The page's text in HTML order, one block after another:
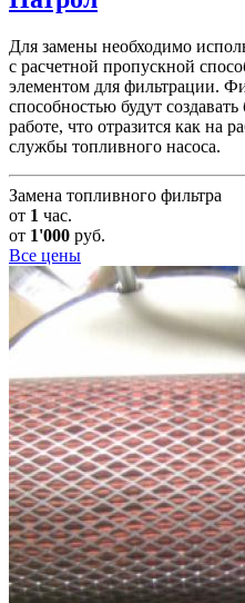
Для замены необходимо
с расчетной пропускной
элементом для фильтрации.
способностью будут
работе, что отразится как на
службы топливного насоса.
Замена топливного фильтра
от 1 час.
от 1'000 руб.
Все цены